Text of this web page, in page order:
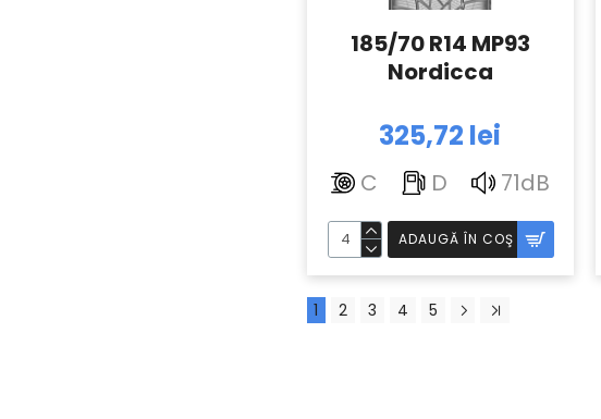
185/70 R14 MP93
Nordicca
325,72 lei
C D 71dB
ADAUGĂ ÎN COŞ
1 2 3 4 5